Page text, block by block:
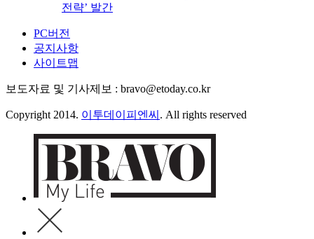
전략’ 발간
PC버전
공지사항
사이트맵
보도자료 및 기사제보 : bravo@etoday.co.kr
Copyright 2014. 이투데이피엔씨 . All rights reserved